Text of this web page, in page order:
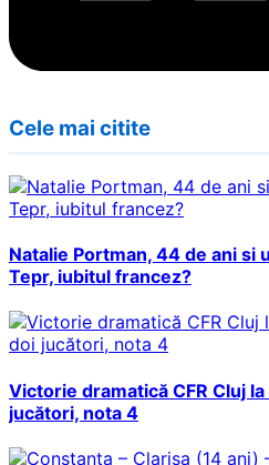
Cele mai citite
Natalie Portman, 44 de ani si
Tepr, iubitul francez?
Victorie dramatică CFR Cluj
jucători, nota 4